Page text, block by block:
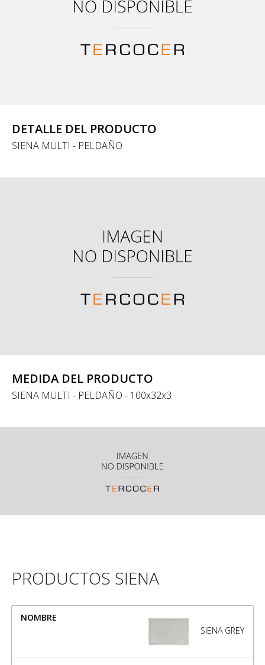
DETALLE DEL PRODUCTO
SIENA MULTI - PELDAÑO
MEDIDA DEL PRODUCTO
SIENA MULTI - PELDAÑO - 100x32x3
PRODUCTOS SIENA
NOMBRE
SIENA GREY